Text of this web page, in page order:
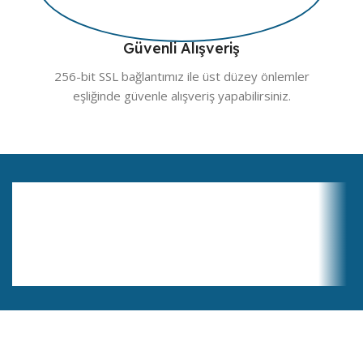
Güvenli Alışveriş
256-bit SSL bağlantımız ile üst düzey önlemler
eşliğinde güvenle alışveriş yapabilirsiniz.